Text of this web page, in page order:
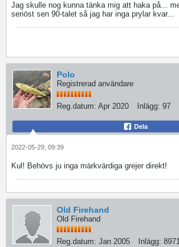
Jag skulle nog kunna tänka mig att haka på...
seriöst sen 90-talet så jag har inga prylar kvar...
Polo
Registrerad användare
Reg.datum: Apr 2020 Inlägg: 97
Dela
2022-05-29, 09:39
Kul! Behövs ju inga märkvärdiga grejer direkt!
Old Firehand
Old Firehand
Reg.datum: Jan 2005 Inlägg: